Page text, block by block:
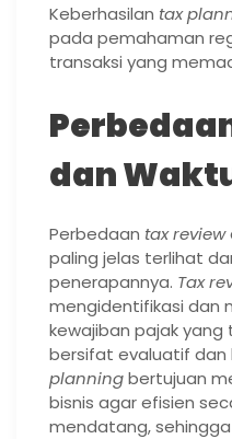
Keberhasilan tax
pada pemahaman
transaksi yang
dan
Perbedaan tax review
paling jelas terlihat
penerapannya. Tax
mengidentifikasi dan
kewajiban pajak
bersifat evaluatif dan
planningbertujuan
bisnis agar efisien
mendatang,